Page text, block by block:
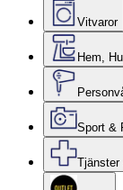
Vitvaror
Hem,
Sport &
Tjänster